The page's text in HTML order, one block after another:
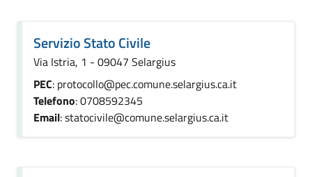
Servizio Stato Civile
Via Istria, 1 - 09047 Selargius
PEC: protocollo@pec.comune.selargius.ca.it
Telefono: 0708592345
Email: statocivile@comune.selargius.ca.it